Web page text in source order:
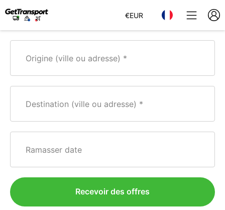
€EUR
Origine (ville ou adresse)
Destination (ville ou adresse)
Ramasser date
Recevoir des offres